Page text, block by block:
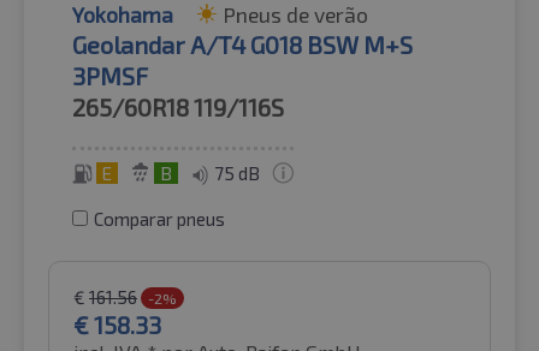
Yokohama Pneus de verão
Geolandar A/T4 G018 BSW M+S
3PMSF
265/60R18119/116S
E B 75 dB
Comparar pneus
€ 161.56 -2%
€158.33